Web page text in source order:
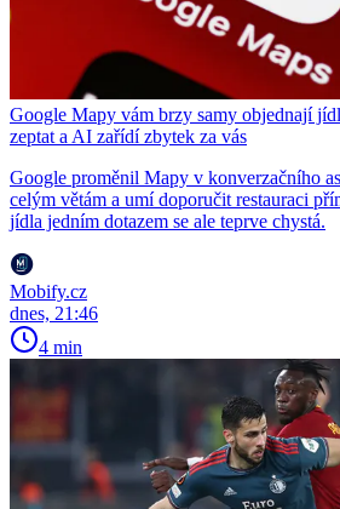
Google Mapy vám brzy samy objednají
zeptat a AI zařídí zbytek za vás
Google proměnil Mapy v konverzačního
celým větám a umí doporučit restauraci
jídla jedním dotazem se ale teprve chystá.
Mobify.cz
dnes, 21:46
4 min